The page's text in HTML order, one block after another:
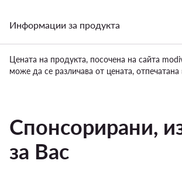
Информации за продукта
Цената на продукта, посочена на сайта
може да се различава от цената, отпечатана
Спонсорирани,
за Вас